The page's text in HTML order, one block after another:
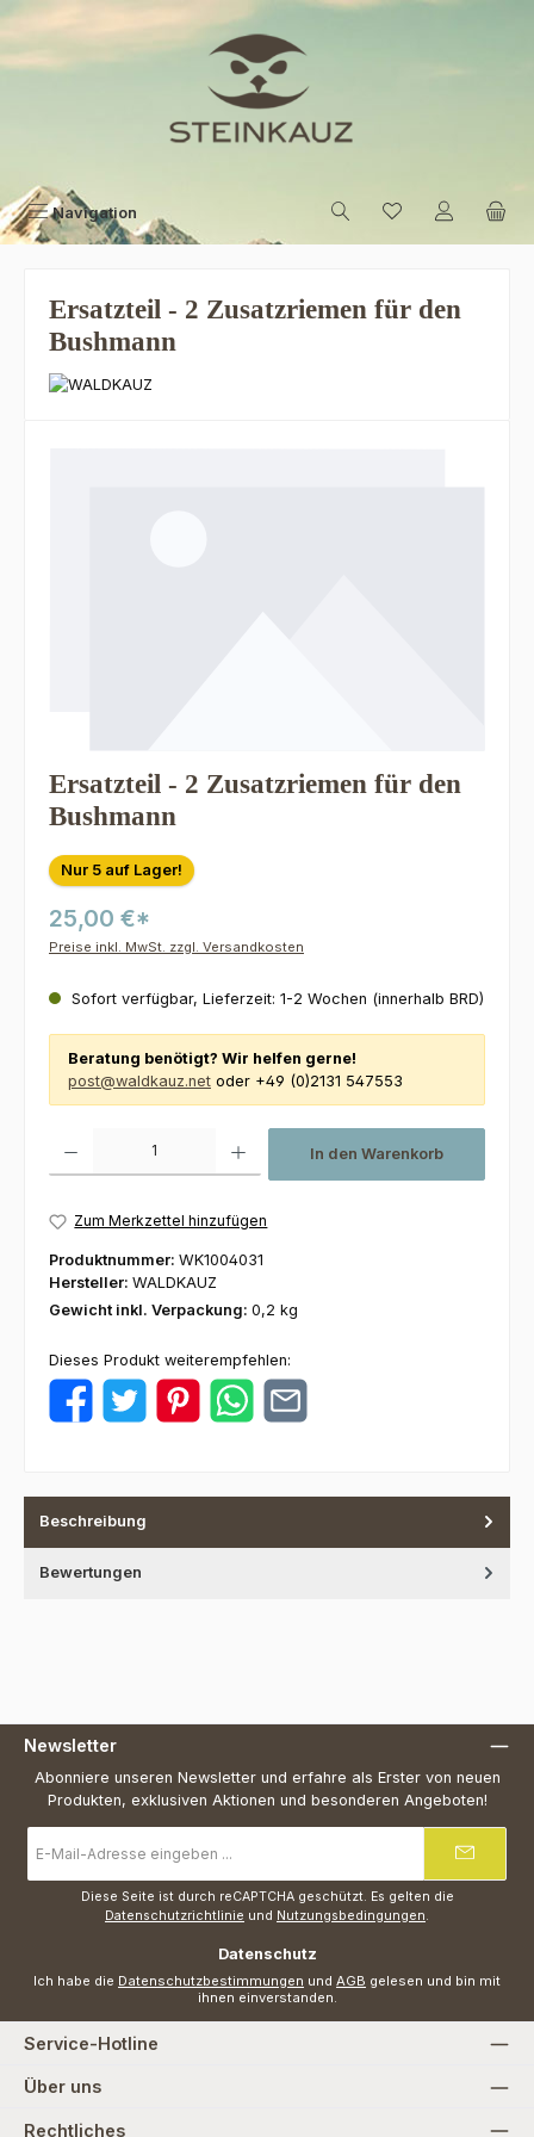
Zum Hauptinhalt springen
Navigation
Ersatzteil - 2 Zusatzriemen für den
Bushmann
Ersatzteil - 2 Zusatzriemen für den
Bushmann
Nur 5 auf Lager!
25,00 €*
Preise inkl. MwSt. zzgl. Versandkosten
Sofort verfügbar, Lieferzeit: 1-2 Wochen (innerhalb BRD)
Beratung benötigt? Wir helfen gerne!
post@waldkauz.net oder +49 (0)2131 547553
In den Warenkorb
Zum Merkzettel hinzufügen
Produktnummer: WK1004031
Hersteller: WALDKAUZ
Gewicht inkl. Verpackung: 0,2 kg
Dieses Produkt weiterempfehlen:
Beschreibung
Bewertungen
Newsletter
Abonniere unseren Newsletter und erfahre als Erster von neuen
Produkten, exklusiven Aktionen und besonderen Angeboten!
Mail-
Adresse
Diese Seite ist durch reCAPTCHA geschützt. Es gelten die
Datenschutzrichtlinie und Nutzungsbedingungen.
Datenschutz
Ich habe die Datenschutzbestimmungen und AGB gelesen und bin mit
ihnen einverstanden.
Service-Hotline
Über uns
Rechtliches